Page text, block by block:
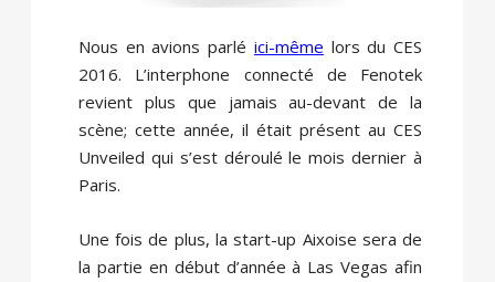
Nous en avions parlé ici-même lors du CES
2016. L’interphone connecté de Fenotek
revient plus que jamais au-devant de la
scène; cette année, il était présent au CES
Unveiled qui s’est déroulé le mois dernier à
Paris.
Une fois de plus, la start-up Aixoise sera de
la partie en début d’année à Las Vegas afin